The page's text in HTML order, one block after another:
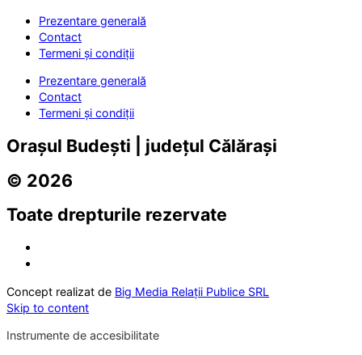
Prezentare generală
Contact
Termeni și condiții
Prezentare generală
Contact
Termeni și condiții
Orașul Budești | județul Călărași
© 2026
Toate drepturile rezervate
Concept realizat de Big Media Relații Publice SRL
Skip to content
Instrumente de accesibilitate